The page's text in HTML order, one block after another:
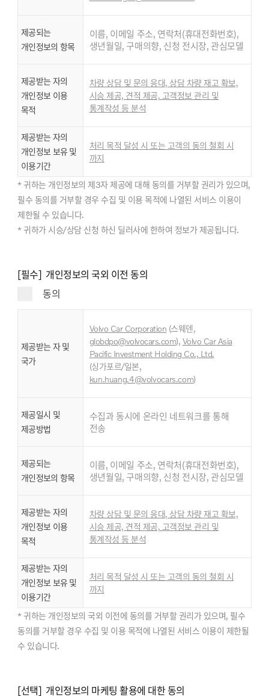
제공되는
개인정보의 항목
이름, 이메일 주소, 연락처(휴대전화번호),
생년월일, 구매의향, 신청 전시장, 관심모델
제공받는 자의
개인정보 이용
목적
차량 상담 및 문의 응대, 상담 차량 재고 확보,
시승 제공, 견적 제공, 고객정보 관리 및
통계작성 등 분석
제공받는 자의
개인정보 보유 및
이용기간
처리 목적 달성 시 또는 고객의 동의 철회 시
까지
* 귀하는 개인정보의 제3자 제공에 대해 동의를 거부할 권리가 있으며,
필수 동의를 거부할 경우 수집 및 이용 목적에 나열된 서비스 이용이
제한될 수 있습니다.
* 귀하가 시승/상담 신청 하신 딜러사에 한하여 정보가 제공됩니다.
[필수] 개인정보의 국외 이전 동의
동의
제공받는 자 및
국가
Volvo Car Corporation (스웨덴,
globdpo@volvocars.com), Volvo Car Asia
Pacific Investment Holding Co., Ltd.
(싱가포르/일본,
kun.huang.4@volvocars.com)
제공일시 및
제공방법
수집과 동시에 온라인 네트워크를 통해
전송
제공되는
개인정보의 항목
이름, 이메일 주소, 연락처(휴대전화번호),
생년월일, 구매의향, 신청 전시장, 관심모델
제공받는 자의
개인정보 이용
목적
차량 상담 및 문의 응대, 상담 차량 재고 확보,
시승 제공, 견적 제공, 고객정보 관리 및
통계작성 등 분석
제공받는 자의
개인정보 보유 및
이용기간
처리 목적 달성 시 또는 고객의 동의 철회 시
까지
* 귀하는 개인정보의 국외 이전에 동의를 거부할 권리가 있으며, 필수
동의를 거부할 경우 수집 및 이용 목적에 나열된 서비스 이용이 제한될
수 있습니다.
[선택] 개인정보의 마케팅 활용에 대한 동의